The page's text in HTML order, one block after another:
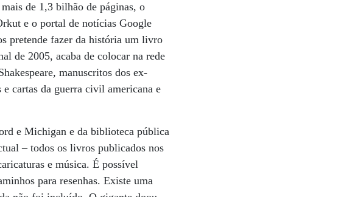
de 1,3 bilhão de páginas, o
e o portal de notícias Google
pretende fazer da história um livro
de 2005, acaba de colocar na rede
manuscritos dos ex-
cartas da guerra civil americana e
e Michigan e da biblioteca pública
– todos os livros publicados nos
e música. É possível
para resenhas. Existe uma